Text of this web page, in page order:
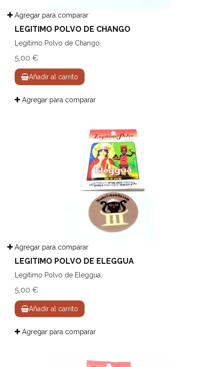
Agregar para comparar
LEGITIMO POLVO DE CHANGO
Legitimo Polvo de Chango.
5,00 €
Añadir al carrito
Agregar para comparar
Agregar para comparar
LEGITIMO POLVO DE ELEGGUA
Legitimo Polvo de Eleggua.
5,00 €
Añadir al carrito
Agregar para comparar